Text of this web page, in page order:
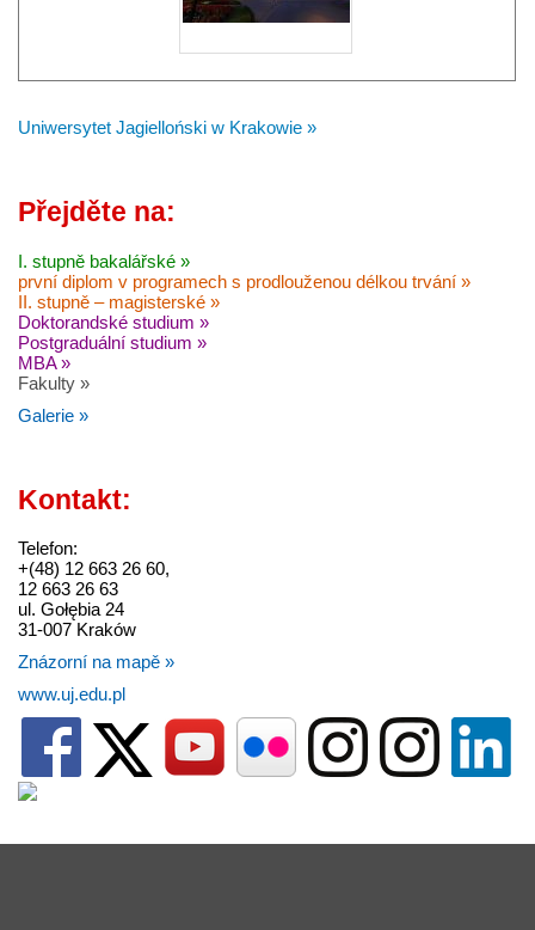
Uniwersytet Jagielloński w Krakowie »
Přejděte na:
I. stupně bakalářské »
první diplom v programech s prodlouženou délkou trvání »
II. stupně – magisterské »
Doktorandské studium »
Postgraduální studium »
MBA »
Fakulty »
Galerie »
Kontakt:
Telefon:
+(48) 12 663 26 60,
12 663 26 63
ul. Gołębia 24
31-007 Kraków
Znázorní na mapě »
www.uj.edu.pl